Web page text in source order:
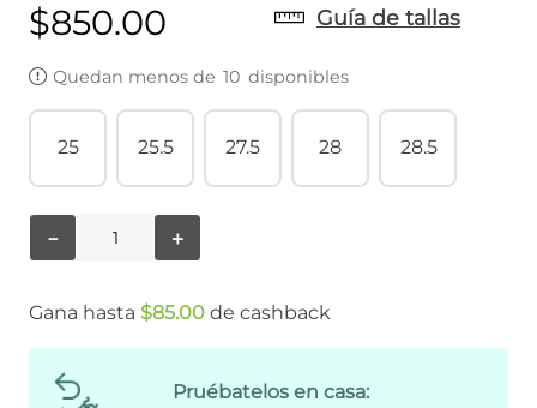
$850.00 Guía de tallas
Quedan menos de 10 disponibles
25 25.5 27.5 28 28.5
＋
－
Gana hasta $85.00 de cashback
Pruébatelos en casa: